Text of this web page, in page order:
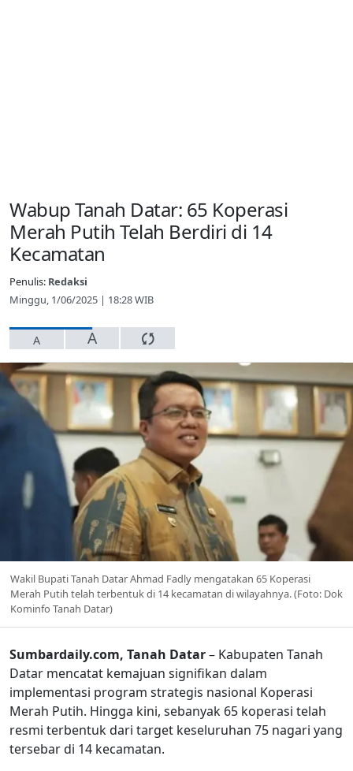
Wabup Tanah Datar: 65 Koperasi
Merah Putih Telah Berdiri di 14
Kecamatan
Penulis: Redaksi
Minggu, 1/06/2025 | 18:28 WIB
A A
Wakil Bupati Tanah Datar Ahmad Fadly mengatakan 65 Koperasi
Merah Putih telah terbentuk di 14 kecamatan di wilayahnya. (Foto: Dok
Kominfo Tanah Datar)
Sumbardaily.com, Tanah Datar– Kabupaten Tanah
Datar mencatat kemajuan signifikan dalam
implementasi program strategis nasional Koperasi
Merah Putih. Hingga kini, sebanyak 65 koperasi telah
resmi terbentuk dari target keseluruhan 75 nagari yang
tersebar di 14 kecamatan.